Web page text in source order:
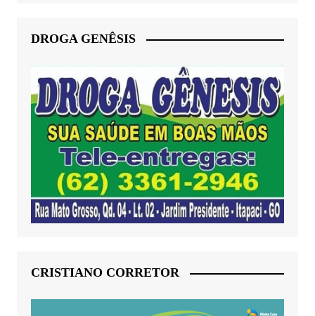
DROGA GENÊSIS
CRISTIANO CORRETOR